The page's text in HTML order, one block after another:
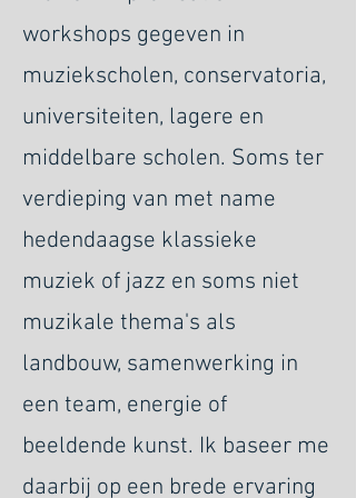
workshops gegeven in
muziekscholen, conservatoria,
universiteiten, lagere en
middelbare scholen. Soms ter
verdieping van met name
hedendaagse klassieke
muziek of jazz en soms niet
muzikale thema's als
landbouw, samenwerking in
een team, energie of
beeldende kunst. Ik baseer me
daarbij op een brede ervaring